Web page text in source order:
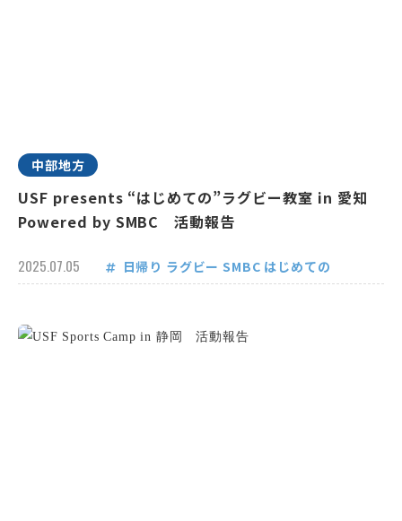
中部地方
USF presents “はじめての”ラグビー教室 in 愛知
Powered by SMBC 活動報告
2025.07.05 日帰り ラグビー SMBC はじめての